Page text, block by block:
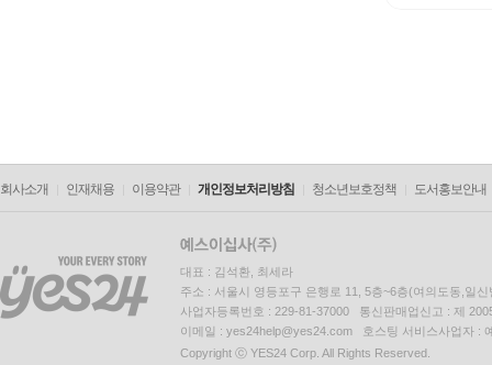
회사소개 인재채용 이용약관 개인정보처리방침 청소년보호정책 도서홍보안내
대표 : 김석환, 최세라
주소 : 서울시 영등포구 은행로 11, 5층~6층(여의도동,일신
사업자등록번호 : 229-81-37000 통신판매업신고 : 제
이메일 : yes24help@yes24.com 호스팅 서비스사업자 :
Copyright ⓒ YES24 Corp. All Rights Reserved.